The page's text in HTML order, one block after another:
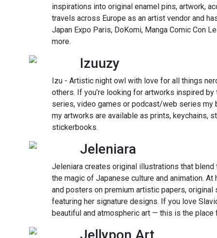
inspirations into original enamel pins, artwork,
travels across Europe as an artist vendor and
Japan Expo Paris, DoKomi, Manga Comic Con
more.
Izuuzy
Izu - Artistic night owl with love for all things
others. If you’re looking for artworks inspired
series, video games or podcast/web series my
my artworks are available as prints, keychains,
stickerbooks.
Jeleniara
Jeleniara creates original illustrations that
the magic of Japanese culture and animation. At
and posters on premium artistic papers,
featuring her signature designs. If you love
beautiful and atmospheric art — this is the place